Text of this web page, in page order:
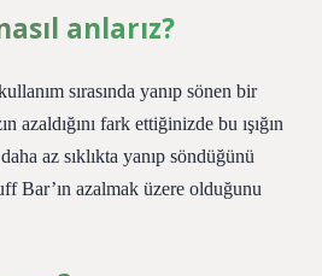
anlarız?
sırasında yanıp sönen bir
azaldığını fark ettiğinizde bu ışığın
az sıklıkta yanıp söndüğünü
Bar’ın azalmak üzere olduğunu